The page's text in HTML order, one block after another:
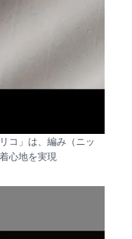
コ」は、編み（ニッ
心地を実現